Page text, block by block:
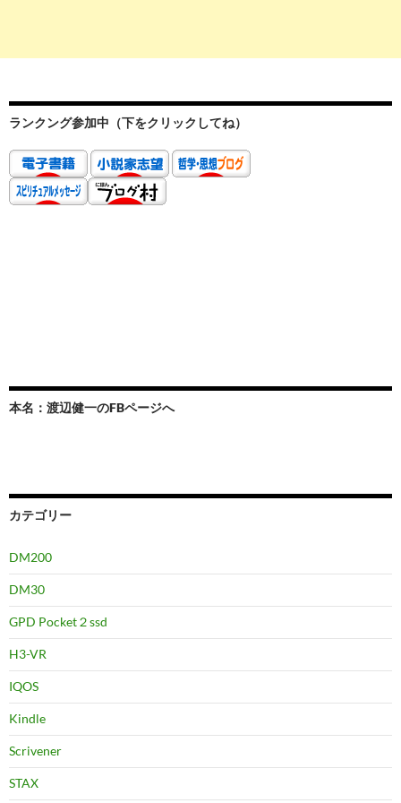
ランクング参加中（下をクリックしてね）
本名：渡辺健一のFBページへ
カテゴリー
DM200
DM30
GPD Pocket２ssd
H3-VR
IQOS
Kindle
Scrivener
STAX